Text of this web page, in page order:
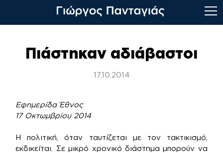
contentΠιάστηκαν αδιάβαστοι
17.10.2014
Εφημερίδα Έθνος
17 Οκτωμβρίου 2014
Η πολιτική, όταν ταυτίζεται με τον τακτικισμό,
εκδικείται. Σε μικρό χρονικό διάστημα μπορούν να